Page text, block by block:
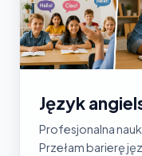
Język
Profesjonalna
Przełam barierę